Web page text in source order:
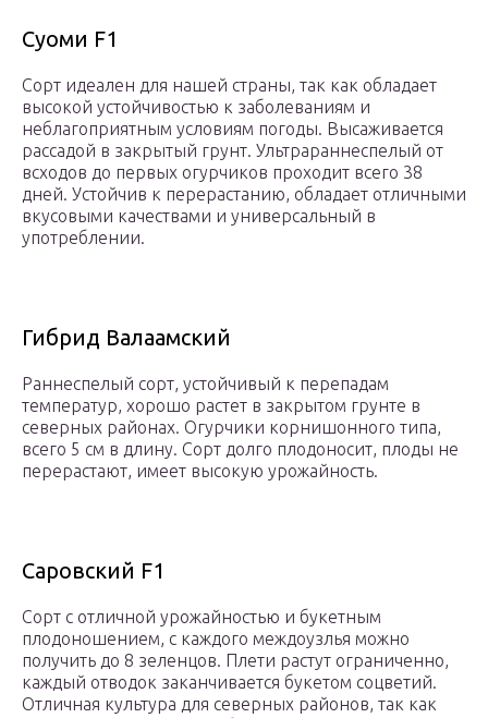
Суоми F1
Сорт идеален для нашей страны, так как обладает
высокой устойчивостью к заболеваниям и
неблагоприятным условиям погоды. Высаживается
рассадой в закрытый грунт. Ультрараннеспелый от
всходов до первых огурчиков проходит всего 38
дней. Устойчив к перерастанию, обладает отличными
вкусовыми качествами и универсальный в
употреблении.
Гибрид Валаамский
Раннеспелый сорт, устойчивый к перепадам
температур, хорошо растет в закрытом грунте в
северных районах. Огурчики корнишонного типа,
всего 5 см в длину. Сорт долго плодоносит, плоды не
перерастают, имеет высокую урожайность.
Саровский F1
Сорт с отличной урожайностью и букетным
плодоношением, с каждого междоузлья можно
получить до 8 зеленцов. Плети растут ограниченно,
каждый отводок заканчивается букетом соцветий.
Отличная культура для северных районов, так как